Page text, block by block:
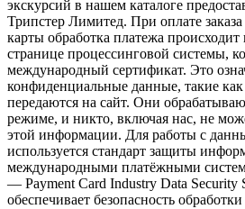
экскурсий в нашем каталоге
Трипстер Лимитед. При оплате
карты обработка платежа
странице процессинговой системы,
международный сертификат. Это
конфиденциальные данные, такие
передаются на сайт. Они
режиме, и никто, включая нас, не
этой информации. Для работы с
используется стандарт защиты
международными платёжными
— Payment Card Industry Data Security
обеспечивает безопасность